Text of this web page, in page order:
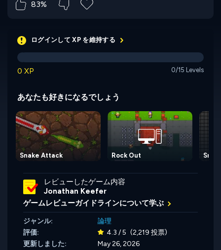
83%
ログインして XP を維持する
0 XP 0/15 Levels
あなたも好きになるでしょう
Rock Out
Snake Attack
レビューしたゲーム内容
Jonathan Keefer
ゲームレビューガイドラインについて学ぶ
ジャンル:
論理
評価:
4.3 / 5 (2,219 投票)
更新しました:
May 26, 2026